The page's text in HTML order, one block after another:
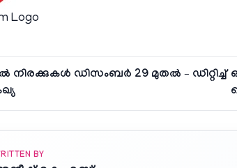
Logo
നിരക്കുകള്‍ ഡിസംബർ 29 മുതൽ – ഡിറ്റിച്ച്
BY